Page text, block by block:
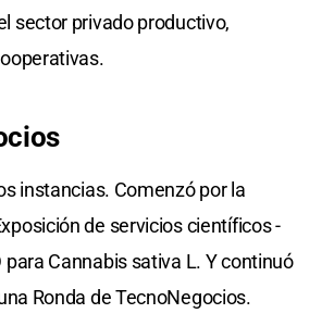
sector privado productivo,
instancias. Comenzó por la
de servicios científicos -
Cannabis sativa L. Y continuó
Ronda de TecnoNegocios.